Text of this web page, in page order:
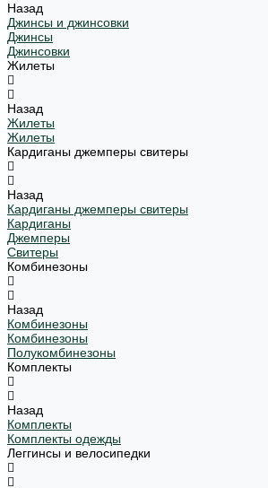
Назад
Джинсы и джинсовки
Джинсы
Джинсовки
Жилеты
Назад
Жилеты
Жилеты
Кардиганы джемперы свитеры
Назад
Кардиганы джемперы свитеры
Кардиганы
Джемперы
Свитеры
Комбинезоны
Назад
Комбинезоны
Комбинезоны
Полукомбинезоны
Комплекты
Назад
Комплекты
Комплекты одежды
Леггинсы и велосипедки